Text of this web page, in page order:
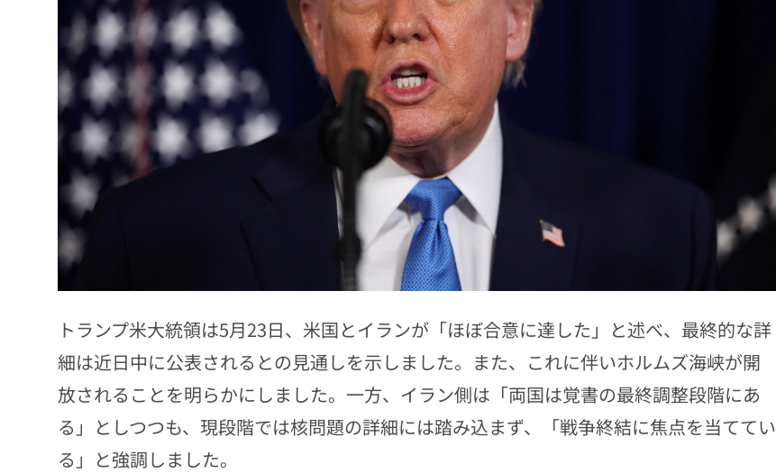
トランプ米大統領は5月23日、米国とイランが「ほぼ合意に達した」と述べ、最終的な詳
細は近日中に公表されるとの見通しを示しました。また、これに伴いホルムズ海峡が開
放されることを明らかにしました。一方、イラン側は「両国は覚書の最終調整段階にあ
る」としつつも、現段階では核問題の詳細には踏み込まず、「戦争終結に焦点を当ててい
る」と強調しました。